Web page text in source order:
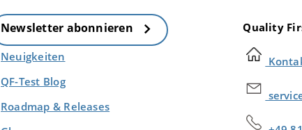
Newsletter abonnieren
Neuigkeiten
QF-Test Blog
Roadmap & Releases
Quality